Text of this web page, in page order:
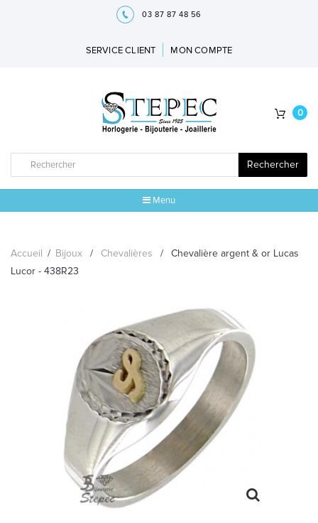
03 87 87 48 56
SERVICE CLIENT MON COMPTE
Rechercher
0
Menu
MONTRES
LES GEORGETTES
SWAROVSKI
BONNES AFFAIRES
CARTES CADEAUX
IDÉE CADEAUX
QUI SOMMES NOUS
Accueil / Bijoux / Chevalières /
Chevalière argent & or Lucas
Lucor - 438R23